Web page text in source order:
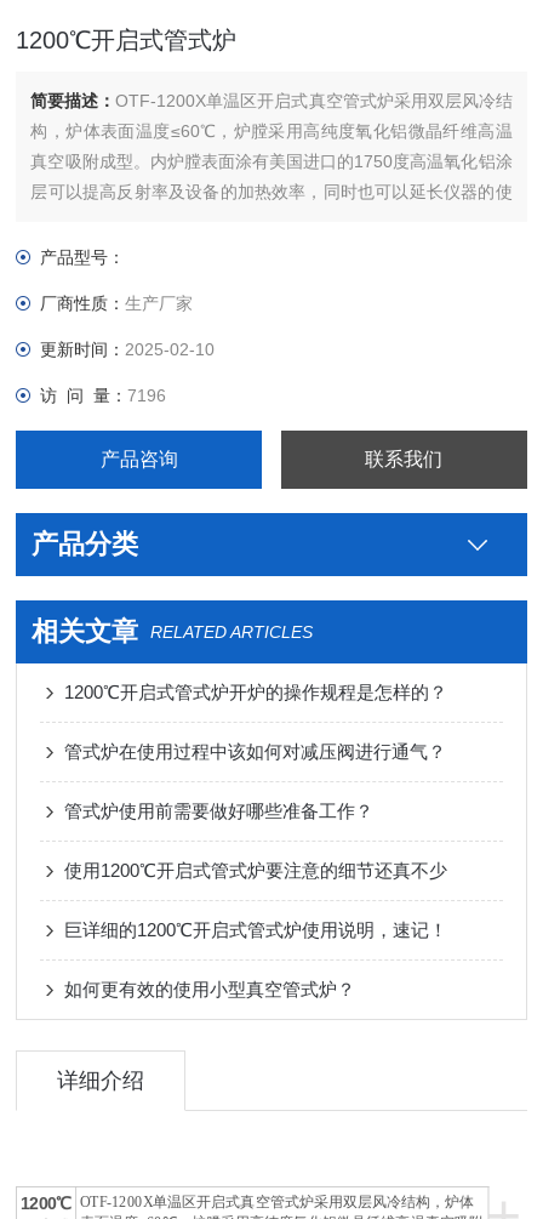
1200℃开启式管式炉
简要描述：OTF-1200X单温区开启式真空管式炉采用双层风冷结
构，炉体表面温度≤60℃，炉膛采用高纯度氧化铝微晶纤维高温
真空吸附成型。内炉膛表面涂有美国进口的1750度高温氧化铝涂
层可以提高反射率及设备的加热效率，同时也可以延长仪器的使
校﹑科研院所的实验室及工矿企业在可控多种气氛及真空状态下
产品型号：
厂商性质：生产厂家
更新时间： 2025-02-10
访 问 量：7196
产品咨询 联系我们
产品分类
相关文章 RELATED ARTICLES
1200℃开启式管式炉开炉的操作规程是怎样的？
管式炉在使用过程中该如何对减压阀进行通气？
管式炉使用前需要做好哪些准备工作？
使用1200℃开启式管式炉要注意的细节还真不少
巨详细的1200℃开启式管式炉使用说明，速记！
如何更有效的使用小型真空管式炉？
详细介绍
1200℃ OTF-1200X单温区开启式真空管式炉采用双层风冷结构，炉体